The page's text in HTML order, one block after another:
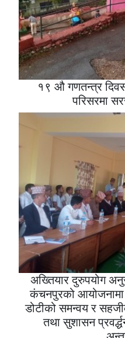
१९ औ गणतन्त्र
परिसरमा
अख्तियार दुरुपयोग
कंचनपुरको आयोजनामा
डोटीको समन्वय र
तथा सुशासन